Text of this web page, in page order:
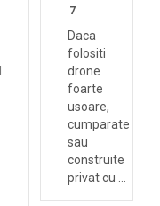
7
Daca
folositi
drone
foarte
usoare,
cumparate
sau
construite
privat cu …